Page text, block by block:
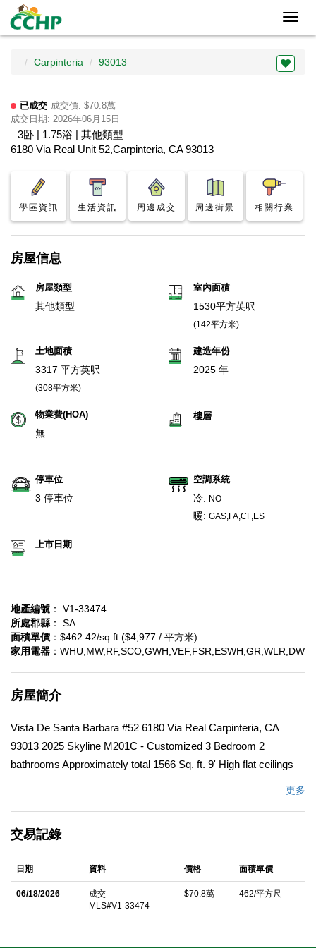
Carpinteria 93013
已成交 成交價: $70.8萬
成交日期: 2026年06月15日
3卧 | 1.75浴 | 其他類型
6180 Via Real Unit 52,Carpinteria, CA 93013
學區資訊 生活資訊 周邊成交 周邊街景 相關行業
房屋信息
房屋類型
其他類型
室內面積
1530平方英呎
(142平方米)
土地面積
3317 平方英呎
(308平方米)
建造年份
2025 年
物業費(HOA)
無
樓層
停車位
3 停車位
空調系統
冷: NO
暖: GAS,FA,CF,ES
上市日期
地產編號 ： V1-33474
所處郡縣 ： SA
面積單價 ：$462.42/sq.ft ($4,977 / 平方米)
家用電器 ：WHU,MW,RF,SCO,GWH,VEF,FSR,ESWH,GR,WLR,DW
房屋簡介
Vista De Santa Barbara #52 6180 Via Real Carpinteria, CA
93013 2025 Skyline M201C - Customized 3 Bedroom 2
bathrooms Approximately total 1566 Sq. ft. 9' High flat ceilings
entire home keeping critters and water from underneath the
and 4' steps off the rear to patio. Open concept kitchen with
large island with seating & custom pendent lighting Kitchen
comes with upgraded appliance with commercial grade 36'
更多
交易記錄
日期 資料 價格 面積單價
06/18/2026
成交
MLS#V1-33474
$70.8萬 462/平方尺